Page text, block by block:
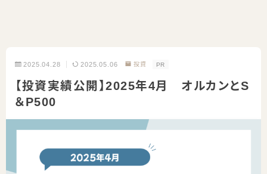
2025.04.28 2025.05.06 投資 PR
【投資実績公開】2025年4月 オルカンとS
＆P500